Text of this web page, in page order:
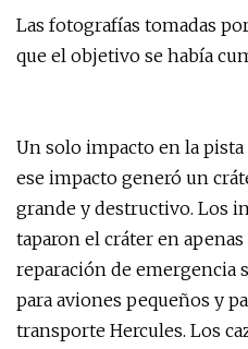
Las fotografías tomadas
que el objetivo se había
Un solo impacto en la
ese impacto generó un
grande y destructivo. Los
taparon el cráter en
reparación de emergencia
para aviones pequeños y
transporte Hercules. Los